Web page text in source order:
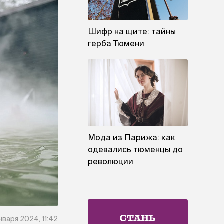
2024, 11:42
Шифр на щите: тайны
герба Тюмени
Мода из Парижа: как
одевались тюменцы до
революции